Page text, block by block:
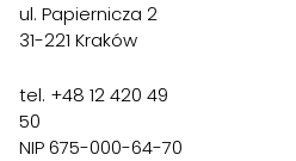
ul. Papiernicza 2
31-221 Kraków
tel. +48 12 420 49
50
NIP 675-000-64-70